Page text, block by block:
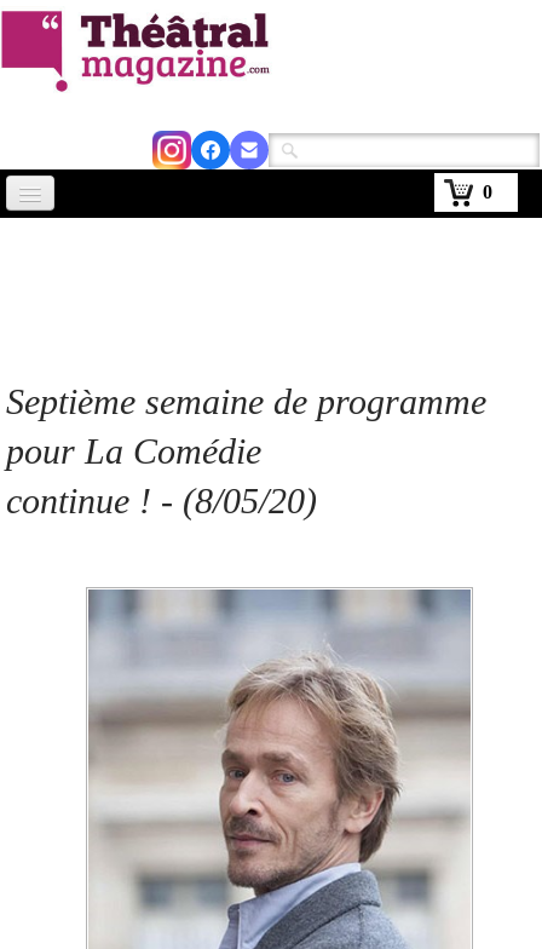
0
Agenda
Se connecter
Septième semaine de programme
pour La Comédie
continue ! - (8/05/20)